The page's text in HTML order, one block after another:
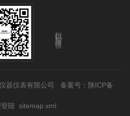
扫码加微信
器仪表有限公司 备案号：陕ICP备
陆 sitemap.xml